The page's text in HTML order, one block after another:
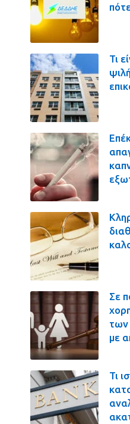
Τι
Σε
των
με
Τι